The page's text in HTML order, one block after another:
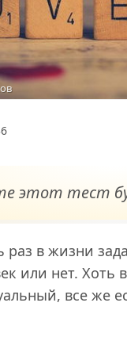
этот тест
в жизни
или нет. Хоть
все же